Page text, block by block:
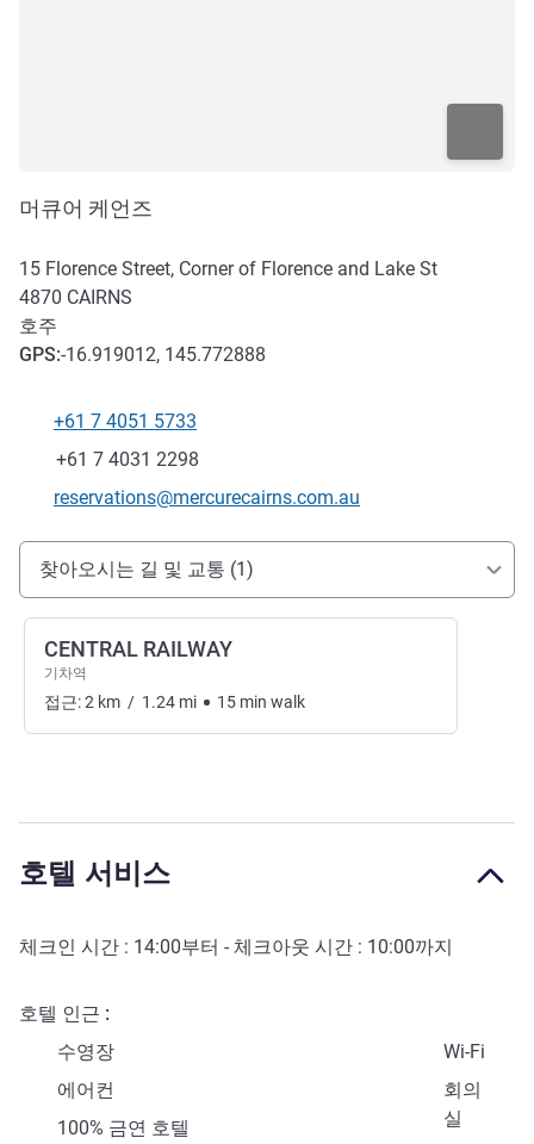
머큐어 케언즈
15 Florence Street, Corner of Florence and Lake St
4870 CAIRNS
호주
GPS:-16.919012, 145.772888
전화
+61 7 4051 5733
팩스
+61 7 4031 2298
E-mail
reservations@mercurecairns.com.au
호텔 접근 및 교통
찾아오시는 길 및 교통 (1)
CENTRAL RAILWAY
기차역
접근:2 km / 1.24 mi 15 min walk
호텔 서비스
체크인 시간 : 14:00부터 - 체크아웃 시간 : 10:00까지
호텔 인근
수영장
Wi-Fi
에어컨
회의
실
100% 금연 호텔